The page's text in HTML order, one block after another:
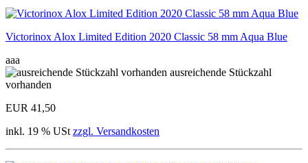
Victorinox Alox Limited Edition 2020 Classic 58 mm Aqua Blue
aaa
ausreichende Stückzahl
vorhanden
EUR 41,50
inkl. 19 % USt zzgl. Versandkosten